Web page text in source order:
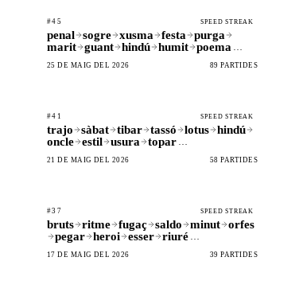
#45 SPEED STREAK
penal sogre xusma festa
purga
marit
guant hindú humit poema …
25 DE MAIG DEL 2026 89 PARTIDES
#41 SPEED STREAK
trajo sàbat tibar tassó lotus
hindú
oncle
estil usura topar …
21 DE MAIG DEL 2026 58 PARTIDES
#37 SPEED STREAK
bruts ritme fugaç saldo minut
orfes
pegar
heroi esser riuré …
17 DE MAIG DEL 2026 39 PARTIDES